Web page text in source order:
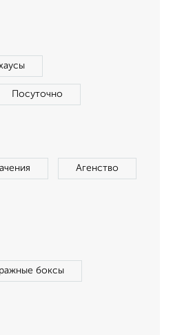
Посуточно
Агенство
боксы